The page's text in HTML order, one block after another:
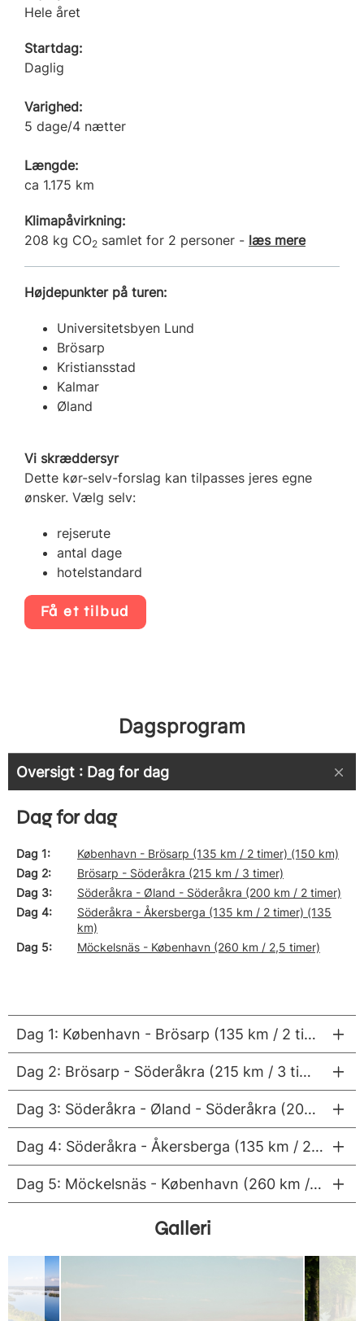
Hele året
Startdag:
Daglig
Varighed:
5 dage/4 nætter
Længde:
ca 1.175 km
Klimapåvirkning:
208 kg CO2 samlet for 2 personer - læs mere
Højdepunkter på turen:
Universitetsbyen Lund
Brösarp
Kristiansstad
Kalmar
Øland
Vi skræddersyr
Dette kør-selv-forslag kan tilpasses jeres egne
ønsker. Vælg selv:
rejserute
antal dage
hotelstandard
Få et tilbud
Dagsprogram
Oversigt : Dag for dag
Dag for dag
Dag 1
København - Brösarp (135 km / 2 timer) (150 km)
Dag 2
Brösarp - Söderåkra (215 km / 3 timer)
Dag 3
Söderåkra - Øland - Söderåkra (200 km / 2 timer)
Dag 4
Söderåkra - Åkersberga (135 km / 2 timer) (135
km)
Dag 5
Möckelsnäs - København (260 km / 2,5 timer)
Dag 1: København - Brösarp (135 km / 2 timer)
Dag 2: Brösarp - Söderåkra (215 km / 3 timer)
Dag 3: Söderåkra - Øland - Söderåkra (200 km / 2 timer)
Dag 4: Söderåkra - Åkersberga (135 km / 2 timer)
Dag 5: Möckelsnäs - København (260 km / 2,5 timer)
Galleri